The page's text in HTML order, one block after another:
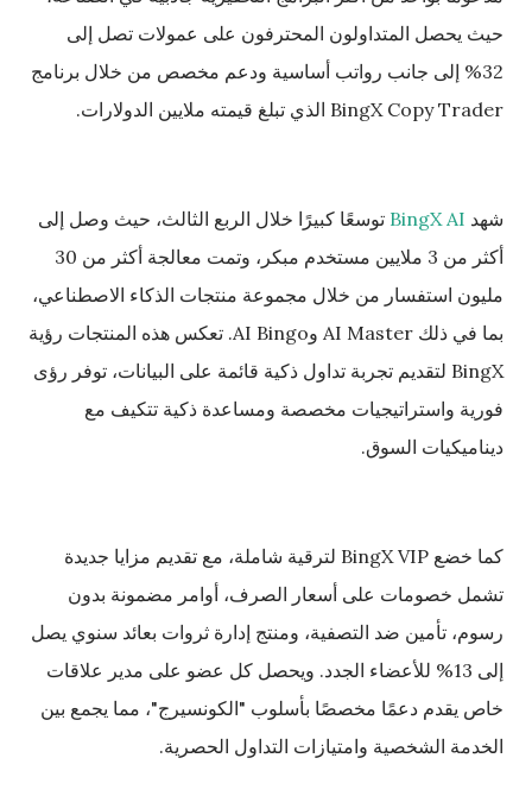
حيث يحصل المتداولون المحترفون على عمولات تصل إلى
32% إلى جانب رواتب أساسية ودعم مخصص من خلال برنامج
BingX Copy Trader الذي تبلغ قيمته ملايين الدولارات.
شهدBingX AIتوسعًا كبيرًا خلال الربع الثالث، حيث وصل إلى
أكثر من 3 ملايين مستخدم مبكر، وتمت معالجة أكثر من 30
مليون استفسار من خلال مجموعة منتجات الذكاء الاصطناعي،
بما في ذلك AI Master وAI Bingo. تعكس هذه المنتجات رؤية
BingX لتقديم تجربة تداول ذكية قائمة على البيانات، توفر رؤى
فورية واستراتيجيات مخصصة ومساعدة ذكية تتكيف مع
ديناميكيات السوق.
كما خضع BingX VIP لترقية شاملة، مع تقديم مزايا جديدة
تشمل خصومات على أسعار الصرف، أوامر مضمونة بدون
رسوم، تأمين ضد التصفية، ومنتج إدارة ثروات بعائد سنوي يصل
إلى 13% للأعضاء الجدد. ويحصل كل عضو على مدير علاقات
خاص يقدم دعمًا مخصصًا بأسلوب "الكونسيرج"، مما يجمع بين
الخدمة الشخصية وامتيازات التداول الحصرية.